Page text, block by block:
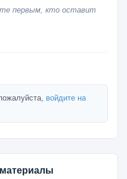
первым, кто оставит
войдите на